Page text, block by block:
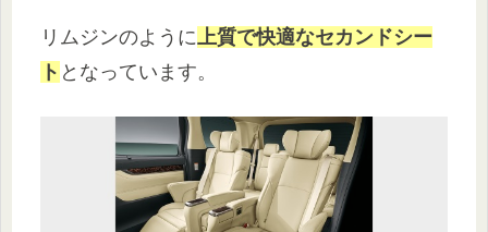
リムジンのように 上質で快適なセカンドシー
ト となっています。